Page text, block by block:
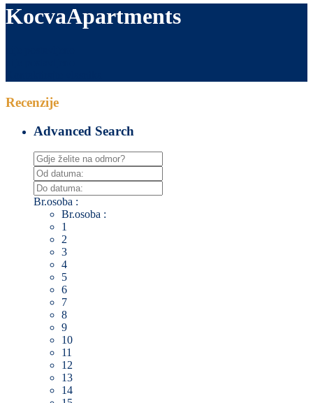
KocvaApartments
Recenzije
Advanced Search
Br.osoba :
Br.osoba :
1
2
3
4
5
6
7
8
9
10
11
12
13
14